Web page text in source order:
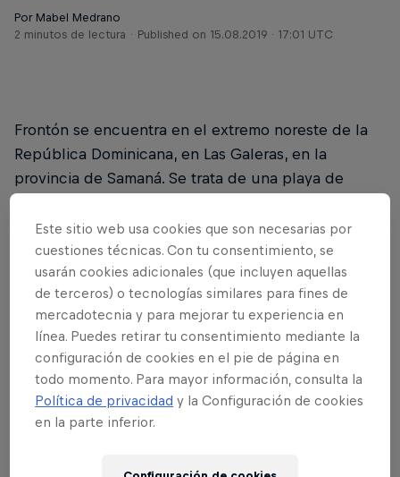
Por Mabel Medrano
2 minutos de lectura
Published on 15.08.2019 · 17:01 UTC
Frontón se encuentra en el extremo noreste de la
República Dominicana, en Las Galeras, en la
provincia de Samaná. Se trata de una playa de
Atlántico. Este rinconcito de RD lleno de aventuras,
es accesible por barco desde Las Galeras, o
realizando una caminata de aproximadamente 1
hora y media entre sus selvas. Los verdaderos
amantes de la naturaleza recomiendan hacer el
recorrido a pie.
adrenalina, iniciando por la mina de Mármol y
Este sitio web usa cookies que son necesarias por
cuestiones técnicas. Con tu consentimiento, se
usarán cookies adicionales (que incluyen aquellas
de terceros) o tecnologías similares para fines de
mercadotecnia y para mejorar tu experiencia en
línea. Puedes retirar tu consentimiento mediante la
configuración de cookies en el pie de página en
todo momento. Para mayor información, consulta la
Política de privacidad y la Configuración de cookies
en la parte inferior.